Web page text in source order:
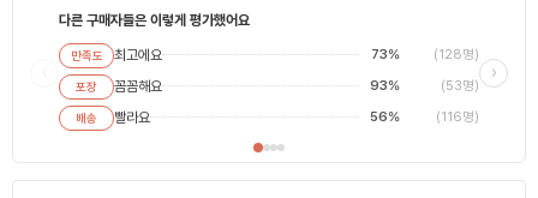
다른 구매자들은 이렇게 평가했어요
만족도 최고에요 73% (128명)
포장 꼼꼼해요 93% (53명)
배송 빨라요 56% (116명)
최고에
평범해
›